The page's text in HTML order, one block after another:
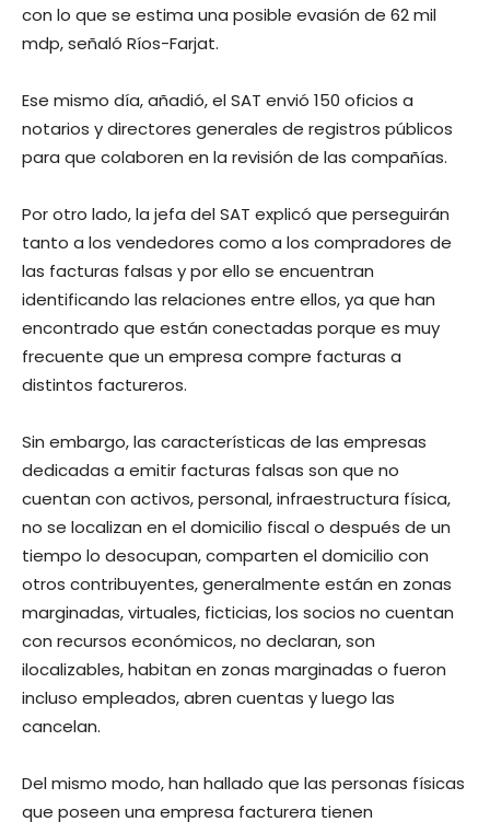
con lo que se estima una posible evasión de 62 mil
mdp, señaló Ríos-Farjat.
Ese mismo día, añadió, el SAT envió 150 oficios a
notarios y directores generales de registros públicos
para que colaboren en la revisión de las compañías.
Por otro lado, la jefa del SAT explicó que perseguirán
tanto a los vendedores como a los compradores de
las facturas falsas y por ello se encuentran
identificando las relaciones entre ellos, ya que han
encontrado que están conectadas porque es muy
frecuente que un empresa compre facturas a
distintos factureros.
Sin embargo, las características de las empresas
dedicadas a emitir facturas falsas son que no
cuentan con activos, personal, infraestructura física,
no se localizan en el domicilio fiscal o después de un
tiempo lo desocupan, comparten el domicilio con
otros contribuyentes, generalmente están en zonas
marginadas, virtuales, ficticias, los socios no cuentan
con recursos económicos, no declaran, son
ilocalizables, habitan en zonas marginadas o fueron
incluso empleados, abren cuentas y luego las
cancelan.
Del mismo modo, han hallado que las personas físicas
que poseen una empresa facturera tienen